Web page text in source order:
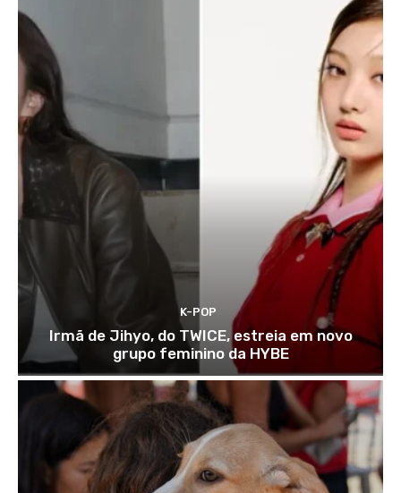
K-POP
Irmã de Jihyo, do TWICE, estreia em novo
grupo feminino da HYBE